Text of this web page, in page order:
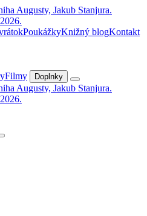
PoukážkyKnižný blogKontakt
Filmy Doplnky